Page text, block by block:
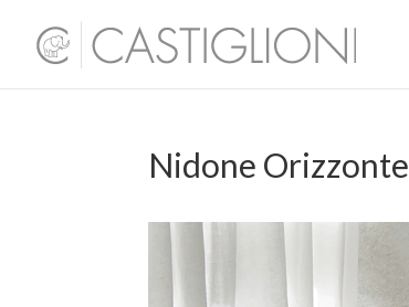
Nidone Orizzonte